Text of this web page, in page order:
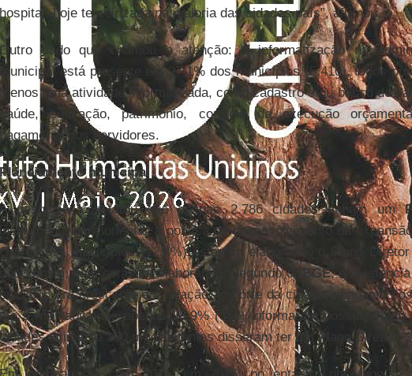
hoje terceirizada na maioria das cidades país”, afirmou.
dado que chamou a atenção: a informatização na
está presente em 97,1% dos municípios (5.410), todos
uma atividade informatizada, como cadastro e/ou banco de
saúde, educação, patrimônio, controle da execução
dos servidores.
municipal
pesquisa constatou que apenas 2.786 cidades tinham um
instrumento para orientar a política de desenvolvimento da
691 municípios (12,4%) estavam elaborando o Plano
tinham, nem estavam elaborando. Segundo oIBGE, a
2015 era crescente em relação ao porte da cidade: enquanto
5 mil habitantes apenas 28,9% (358) informaram possuir Plano
acima de 100 mil habitantes disseram ter um Plano Diretor.